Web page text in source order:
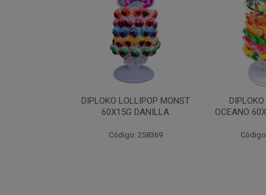
DIPLOKO LOLLIPOP MONST
60X15G DANILLA
Código: 258369
DIPLOKO
OCEANO
Código: